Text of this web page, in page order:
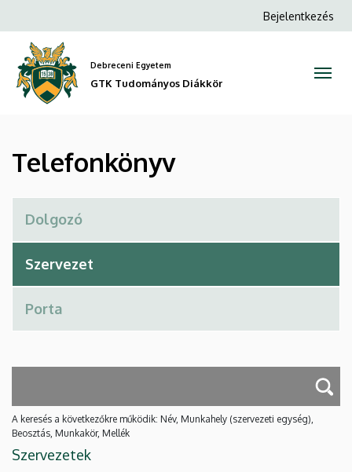
GTK
Tudományos
Diákkör
a
tartalomra
Anonim
Bejelentkezés
Debreceni Egyetem
GTK Tudományos Diákkör
Telefonkönyv
A keresés a következőkre működik: Név, Munkahely (szervezeti egység),
Beosztás, Munkakör, Mellék
Szervezetek